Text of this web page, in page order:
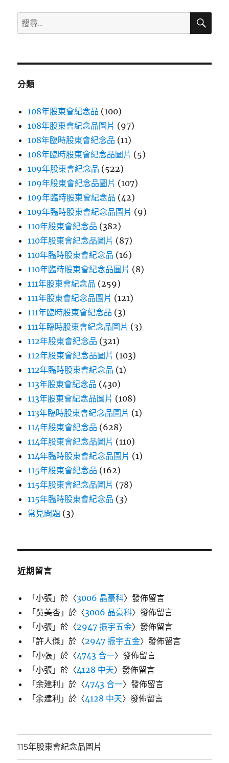
搜
尋
鍵
搜
分類
108年股東會紀念品 (100)
108年股東會紀念品圖片 (97)
108年臨時股東會紀念品 (11)
108年臨時股東會紀念品圖片 (5)
109年股東會紀念品 (522)
109年股東會紀念品圖片 (107)
109年臨時股東會紀念品 (42)
109年臨時股東會紀念品圖片 (9)
110年股東會紀念品 (382)
110年股東會紀念品圖片 (87)
110年臨時股東會紀念品 (16)
110年臨時股東會紀念品圖片 (8)
111年股東會紀念品 (259)
111年股東會紀念品圖片 (121)
111年臨時股東會紀念品 (3)
111年臨時股東會紀念品圖片 (3)
112年股東會紀念品 (321)
112年股東會紀念品圖片 (103)
112年臨時股東會紀念品 (1)
113年股東會紀念品 (430)
113年股東會紀念品圖片 (108)
113年臨時股東會紀念品圖片 (1)
114年股東會紀念品 (628)
114年股東會紀念品圖片 (110)
114年臨時股東會紀念品圖片 (1)
115年股東會紀念品 (162)
115年股東會紀念品圖片 (78)
115年臨時股東會紀念品 (3)
常見問題 (3)
近期留言
「小張 」於〈3006 晶豪科〉發佈留言
「吳美杏 」於〈3006 晶豪科〉發佈留言
「小張 」於〈2947 振宇五金〉發佈留言
「許人傑 」於〈2947 振宇五金〉發佈留言
「小張 」於〈4743 合一〉發佈留言
「小張 」於〈4128 中天〉發佈留言
「余建利 」於〈4743 合一〉發佈留言
「余建利 」於〈4128 中天〉發佈留言
115年股東會紀念品圖片